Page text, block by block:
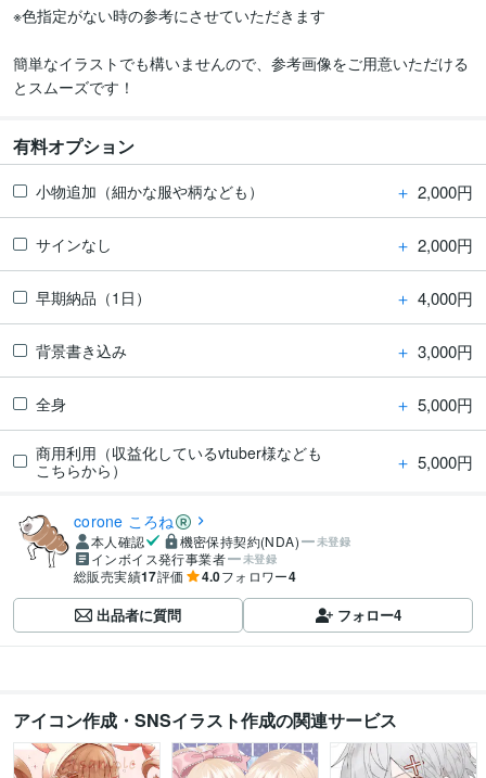
※色指定がない時の参考にさせていただきます
簡単なイラストでも構いませんので、参考画像をご用意いただける
有料オプション
小物追加（細かな服や柄なども） ＋ 2,000円
サインなし ＋ 2,000円
早期納品（1日） ＋ 4,000円
背景書き込み ＋ 3,000円
全身 ＋ 5,000円
商用利用（収益化しているvtuber様なども
こちらから）
＋ 5,000円
corone ころね
本人確認 機密保持契約(NDA) 未登録
インボイス発行事業者 未登録
総販売実績17評価 4.0フォロワー4
出品者に質問 フォロー4
アイコン作成・SNSイラスト作成の関連サービス